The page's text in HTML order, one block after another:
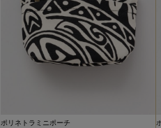
ポリネトラミニポーチ